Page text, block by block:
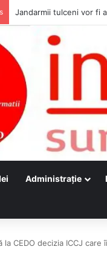
Jandarmii tulceni vor fi
Administraţie
la CEDO decizia ICCJ